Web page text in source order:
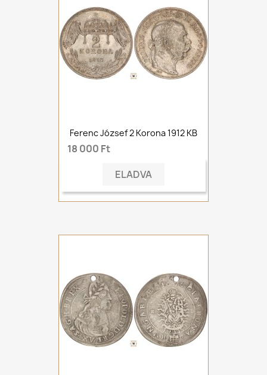
Ferenc József 2 Korona 1912 KB
18 000 Ft
ELADVA